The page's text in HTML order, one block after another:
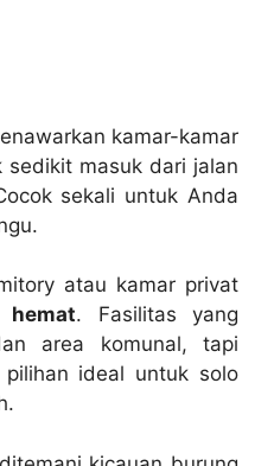
kamar-kamar
sedikit masuk dari jalan
sekali untuk Anda
atau kamar privat
hemat. Fasilitas yang
area komunal, tapi
ideal untuk solo